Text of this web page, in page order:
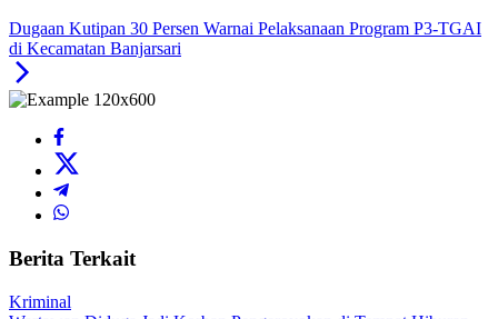
Dugaan Kutipan 30 Persen Warnai Pelaksanaan Program P3-TGAI
di Kecamatan Banjarsari
Berita Terkait
Kriminal